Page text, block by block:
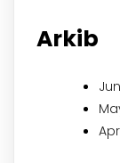
Arkib